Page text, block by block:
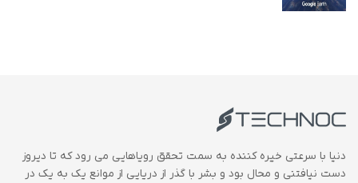
دنیا با سرعتی خیره کننده به سمت تحقق رویاهایی می رود که تا دیروز
دست نیافتنی و محال بود و بشر با گذر از دریایی از موانع یک به یک در